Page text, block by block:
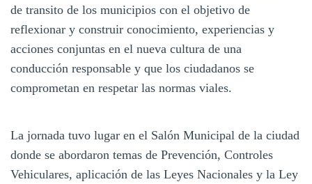
de transito de los municipios con el objetivo de
reflexionar y construir conocimiento, experiencias y
acciones conjuntas en el nueva cultura de una
conducción responsable y que los ciudadanos se
comprometan en respetar las normas viales.
La jornada tuvo lugar en el Salón Municipal de la ciudad
donde se abordaron temas de Prevención, Controles
Vehiculares, aplicación de las Leyes Nacionales y la Ley